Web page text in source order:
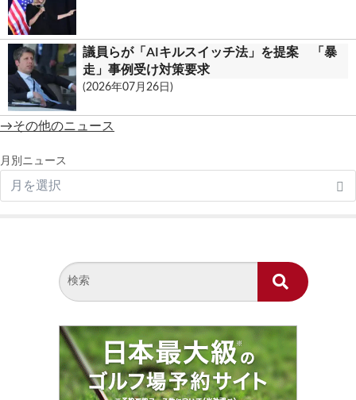
議員らが「AIキルスイッチ法」を提案 「暴
走」事例受け対策要求
(2026年07月26日)
→その他のニュース
月別ニュース